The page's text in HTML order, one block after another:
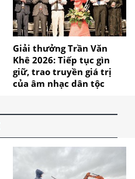
Giải thưởng Trần Văn
Khê 2026: Tiếp tục gìn
giữ, trao truyền giá trị
của âm nhạc dân tộc